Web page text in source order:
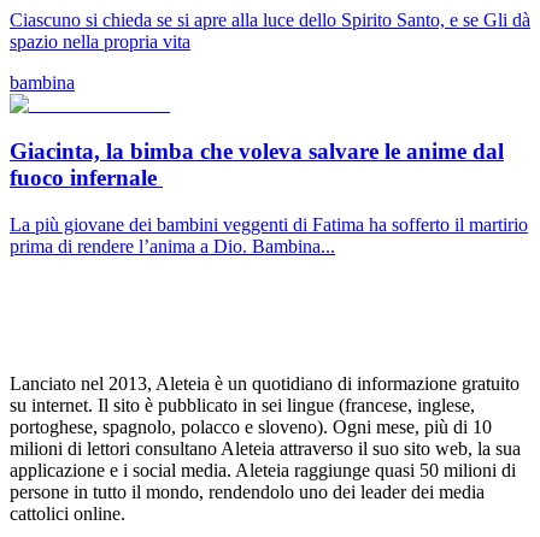
Ciascuno si chieda se si apre alla luce dello Spirito Santo, e se Gli dà
spazio nella propria vita
bambina
Giacinta, la bimba che voleva salvare le anime dal
fuoco infernale
La più giovane dei bambini veggenti di Fatima ha sofferto il martirio
prima di rendere l’anima a Dio. Bambina...
Lanciato nel 2013, Aleteia è un quotidiano di informazione gratuito
su internet. Il sito è pubblicato in sei lingue (francese, inglese,
portoghese, spagnolo, polacco e sloveno). Ogni mese, più di 10
milioni di lettori consultano Aleteia attraverso il suo sito web, la sua
applicazione e i social media. Aleteia raggiunge quasi 50 milioni di
persone in tutto il mondo, rendendolo uno dei leader dei media
cattolici online.